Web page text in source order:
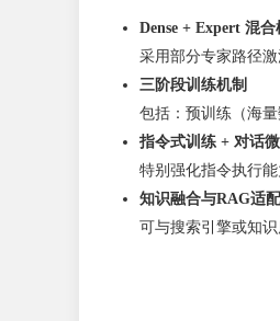
Dense + Expert 混
采用部分专家路径
三阶段训练机制
包括：预训练（海
指令式训练 + 对话
特别强化指令执行
知识融合与RAG适配
可与搜索引擎或知